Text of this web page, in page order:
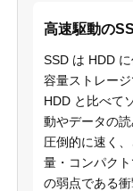
高速駆動の
SSD は HDD
容量ストレージ
HDD と比べて
動やデータの
圧倒的に速く
量・コンパク
の弱点である